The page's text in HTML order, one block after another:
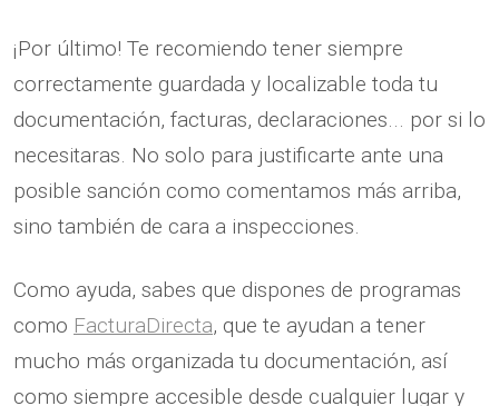
¡Por último! Te recomiendo tener siempre
correctamente guardada y localizable toda tu
documentación, facturas, declaraciones... por si lo
necesitaras. No solo para justificarte ante una
posible sanción como comentamos más arriba,
sino también de cara a inspecciones.
Como ayuda, sabes que dispones de programas
como FacturaDirecta, que te ayudan a tener
mucho más organizada tu documentación, así
como siempre accesible desde cualquier lugar y